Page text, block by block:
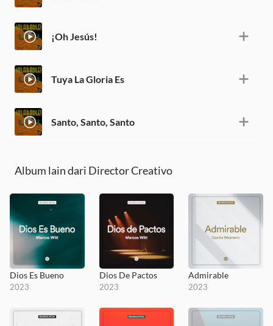
¡Oh Jesús!
Tuya La Gloria Es
Santo, Santo, Santo
Album lain dari Director Creativo
Dios Es Bueno
2023
Dios De Pactos
2023
Admirable
2023